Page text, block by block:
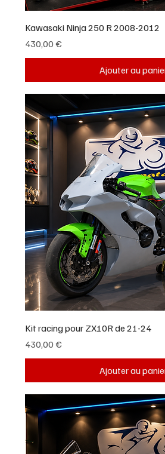
Kawasaki Ninja 250 R 2008-2012
Prix
430,00 €
Ajouter au
Kit racing pour ZX10R de 21-24
Prix
430,00 €
Ajouter au